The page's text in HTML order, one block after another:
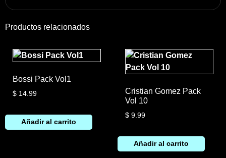
Productos relacionados
Bossi Pack Vol1
$ 14.99
Añadir al carrito
Cristian Gomez Pack
Vol 10
$9.99
Añadir al carrito